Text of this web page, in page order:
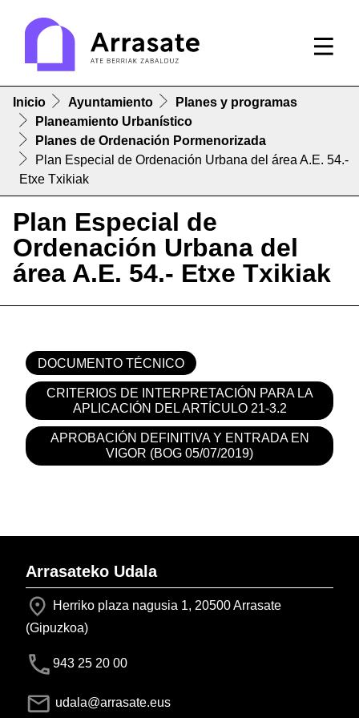
Inicio Ayuntamiento
Planes y programas
Planeamiento Urbanístico
Planes de Ordenación Pormenorizada
Plan Especial de Ordenación Urbana del área A.E. 54.-
Etxe Txikiak
Plan Especial de
Ordenación Urbana del
área A.E. 54.- Etxe Txikiak
DOCUMENTO TÉCNICO
CRITERIOS DE INTERPRETACIÓN PARA LA
APLICACIÓN DEL ARTÍCULO 21-3.2
APROBACIÓN DEFINITIVA Y ENTRADA EN
VIGOR (BOG 05/07/2019)
Arrasateko Udala
Herriko plaza nagusia 1, 20500 Arrasate
(Gipuzkoa)
943 25 20 00
udala@arrasate.eus